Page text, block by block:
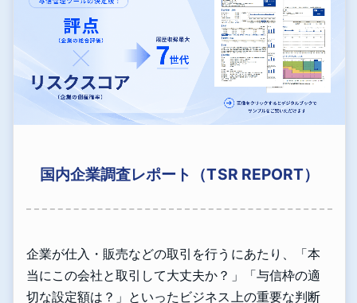
国内企業調査レポート（TSR REPORT）
企業が仕入・販売などの取引を行うにあたり、「本
当にこの会社と取引して大丈夫か？」「与信枠の適
切な設定額は？」といったビジネス上の重要な判断